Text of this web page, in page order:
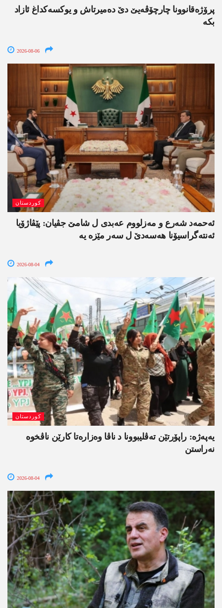
پرۆژەقانوونا چارچۆڤەیێ دێ دەمیرتاش و یوکسەکداغ ئازاد
بکە
2026-08-06
کوردستان
ئەحمەد شەرع و مەزلووم عەبدی ل شامێ جڤیان: پێڤاژۆیا
ئەنتەگراسیۆنا ھەسەدێ ل سەر مێزە یە
2026-08-04
کوردستان
یەپەژە: راپۆرتێن تەڤلیبوونا د ناڤا وەزارەتا کارێن ناڤخوە
نەراستن
2026-08-04